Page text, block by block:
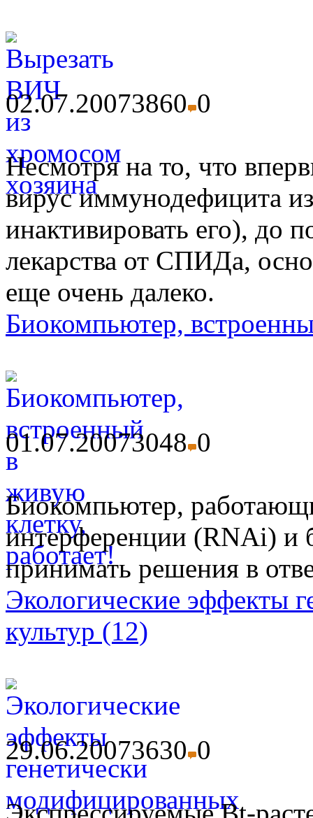
02.07.20073860 0
Несмотря на то, что
вирус иммунодефицита
инактивировать его), до
лекарства от СПИДа,
еще очень далеко.
Биокомпьютер,
01.07.20073048 0
Биокомпьютер,
интерференции (RNAi) и
принимать решения в
Экологические эффекты
культур (12)
29.06.20073630 0